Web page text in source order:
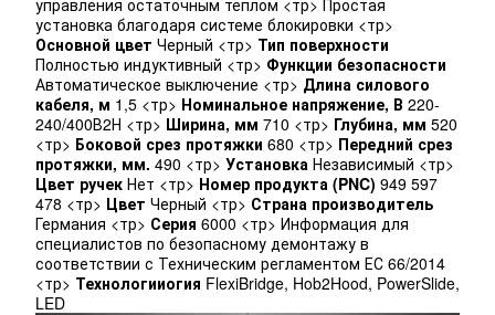
установка благодаря системе блокировки <тр>
Основной цвет Черный <тр> Тип поверхности
Полностью индуктивный <тр> Функции безопасности
Автоматическое выключение <тр> Длина силового
кабеля, м 1,5 <тр> Номинальное напряжение, В 220-
240/400В2Н <тр> Ширина, мм 710 <тр> Глубина, мм 520
<тр> Боковой срез протяжки 680 <тр> Передний срез
протяжки, мм. 490 <тр> Установка Независимый <тр>
Цвет ручек Нет <тр> Номер продукта (PNC) 949 597
478 <тр> Цвет Черный <тр> Страна производитель
Германия <тр> Серия 6000 <тр> Информация для
специалистов по безопасному демонтажу в
соответствии с Техническим регламентом ЕС 66/2014
<тр> Технологииогия FlexiBridge, Hob2Hood, PowerSlide,
LED